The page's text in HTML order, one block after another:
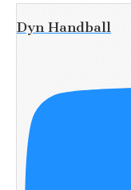
Dyn Handball